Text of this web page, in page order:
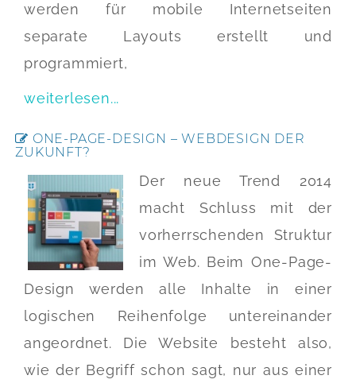
werden für mobile Internetseiten
separate Layouts erstellt und
programmiert,
weiterlesen...
ONE-PAGE-DESIGN – WEBDESIGN DER
ZUKUNFT?
Der neue Trend 2014
macht Schluss mit der
vorherrschenden Struktur
im Web. Beim One-Page-
Design werden alle Inhalte in einer
logischen Reihenfolge untereinander
angeordnet. Die Website besteht also,
wie der Begriff schon sagt, nur aus einer